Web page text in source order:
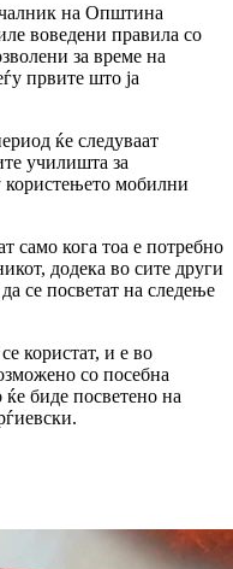
на Општина
воведени правила со
за време на
првите што ја
ќе следуваат
училишта за
мобилни
само кога тоа е потребно
додека во сите други
се посветат на следење
користат, и е во
со посебна
ќе биде посветено на